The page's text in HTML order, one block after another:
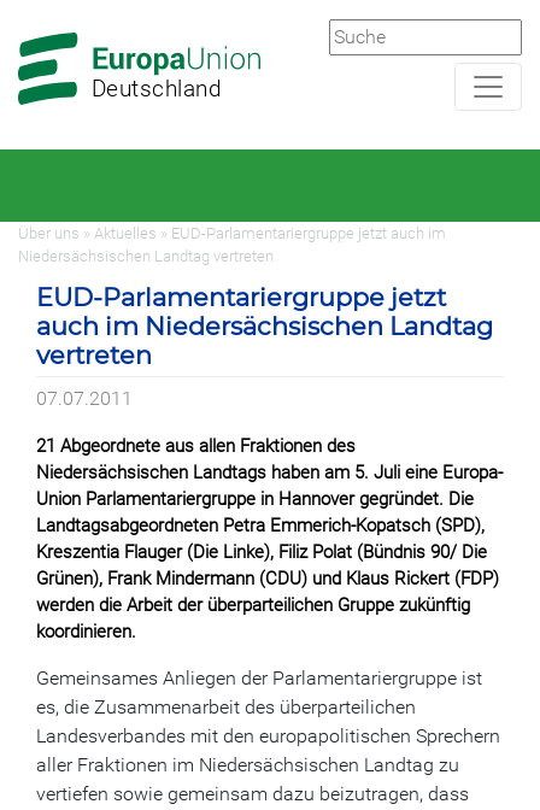
Hauptnavigation
Hauptbereich
Deutschland
Über uns » Aktuelles » EUD-Parlamentariergruppe jetzt auch im
Niedersächsischen Landtag vertreten
EUD-Parlamentariergruppe jetzt
auch im Niedersächsischen Landtag
vertreten
07.07.2011
21 Abgeordnete aus allen Fraktionen des
Niedersächsischen Landtags haben am 5. Juli eine Europa-
Union Parlamentariergruppe in Hannover gegründet. Die
Landtagsabgeordneten Petra Emmerich-Kopatsch (SPD),
Kreszentia Flauger (Die Linke), Filiz Polat (Bündnis 90/ Die
Grünen), Frank Mindermann (CDU) und Klaus Rickert (FDP)
werden die Arbeit der überparteilichen Gruppe zukünftig
koordinieren.
Gemeinsames Anliegen der Parlamentariergruppe ist
es, die Zusammenarbeit des überparteilichen
Landesverbandes mit den europapolitischen Sprechern
aller Fraktionen im Niedersächsischen Landtag zu
vertiefen sowie gemeinsam dazu beizutragen, dass